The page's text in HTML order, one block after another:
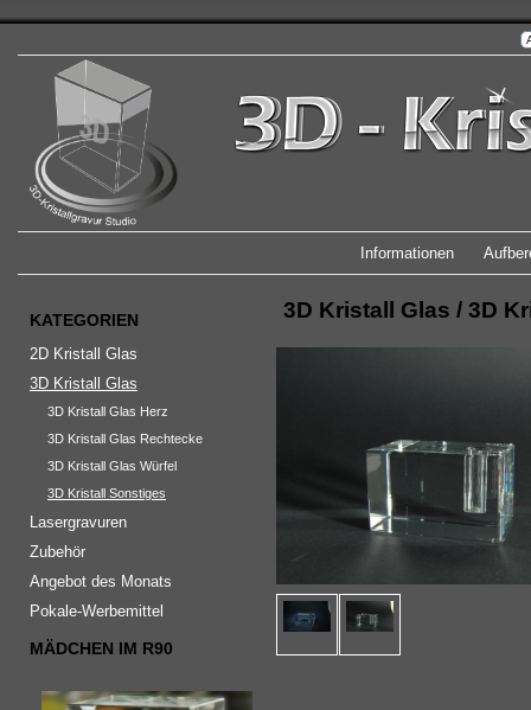
Informationen
KATEGORIEN
2D Kristall Glas
3D Kristall Glas
3D Kristall Glas Herz
3D Kristall Glas Rechtecke
3D Kristall Glas Würfel
3D Kristall Sonstiges
Lasergravuren
Zubehör
Angebot des Monats
Pokale-Werbemittel
MÄDCHEN IM R90
3D Kristall Glas / 3D